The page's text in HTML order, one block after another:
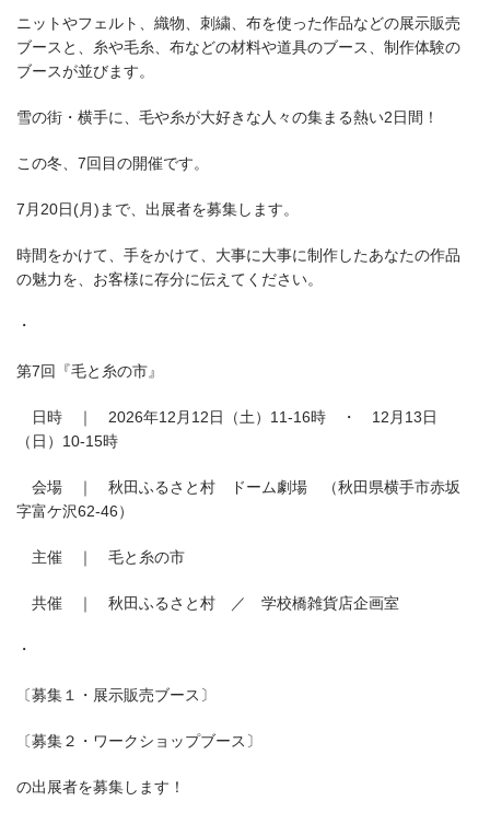
ニットやフェルト、織物、刺繍、布を使った作品などの展示販売
ブースと、糸や毛糸、布などの材料や道具のブース、制作体験の
ブースが並びます。
雪の街・横手に、毛や糸が大好きな人々の集まる熱い2日間！
この冬、7回目の開催です。
7月20日(月)まで、出展者を募集します。
時間をかけて、手をかけて、大事に大事に制作したあなたの作品
の魅力を、お客様に存分に伝えてください。
・
第7回『毛と糸の市』
日時 ｜ 2026年12月12日（土）11-16時 ・ 12月13日
（日）10-15時
会場 ｜ 秋田ふるさと村 ドーム劇場 （秋田県横手市赤坂
字富ケ沢62-46）
主催 ｜ 毛と糸の市
共催 ｜ 秋田ふるさと村 ／ 学校橋雑貨店企画室
・
〔募集１・展示販売ブース〕
〔募集２・ワークショップブース〕
の出展者を募集します！